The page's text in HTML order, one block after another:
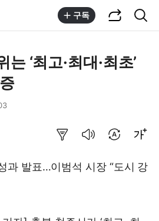
구독
‘최고·최대·최초’
과 발표…이범석 시장 “도시 강